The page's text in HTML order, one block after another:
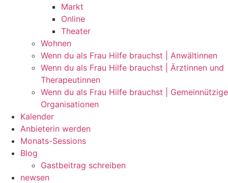
Markt
Online
Theater
Wohnen
Wenn du als Frau Hilfe brauchst | Anwältinnen
Wenn du als Frau Hilfe brauchst | Ärztinnen und
Therapeutinnen
Wenn du als Frau Hilfe brauchst | Gemeinnützige
Organisationen
Kalender
Anbieterin werden
Monats-Sessions
Blog
Gastbeitrag schreiben
newsen